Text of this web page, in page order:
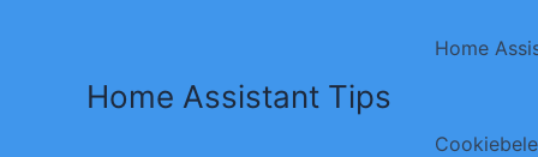
Home Assistant Tips
Home